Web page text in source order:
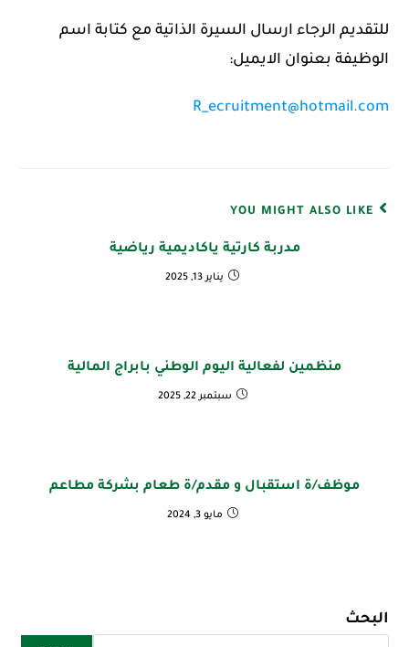
للتقديم الرجاء ارسال السيرة الذاتية مع كتابة اسم
الوظيفة بعنوان الايميل:
R_ecruitment@hotmail.com
YOU MIGHT ALSO LIKE
مدربة كارتية ياكاديمية رياضية
يناير 13, 2025
منظمين لفعالية اليوم الوطني بابراج المالية
سبتمبر 22, 2025
موظف/ة استقبال و مقدم/ة طعام بشركة مطاعم
مايو 3, 2024
البحث